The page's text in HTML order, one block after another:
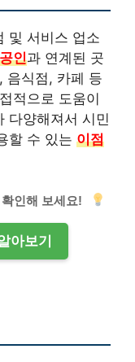
및 서비스 업소
인과 연계된 곳
음식점, 카페 등
적으로 도움이
다양해져서 시민
할 수 있는 이점
인해 보세요!
아보기